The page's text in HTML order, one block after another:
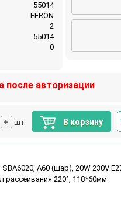
55014
FERON
2
55014
0
после авторизации
+ шт В корзину
A60 (шар), 20W 230V
рассеивания 220°, 118*60мм